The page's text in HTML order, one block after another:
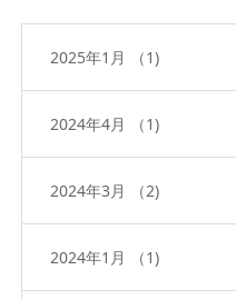
2025年1月 （1)
2024年4月 （1)
2024年3月 （2)
2024年1月 （1)